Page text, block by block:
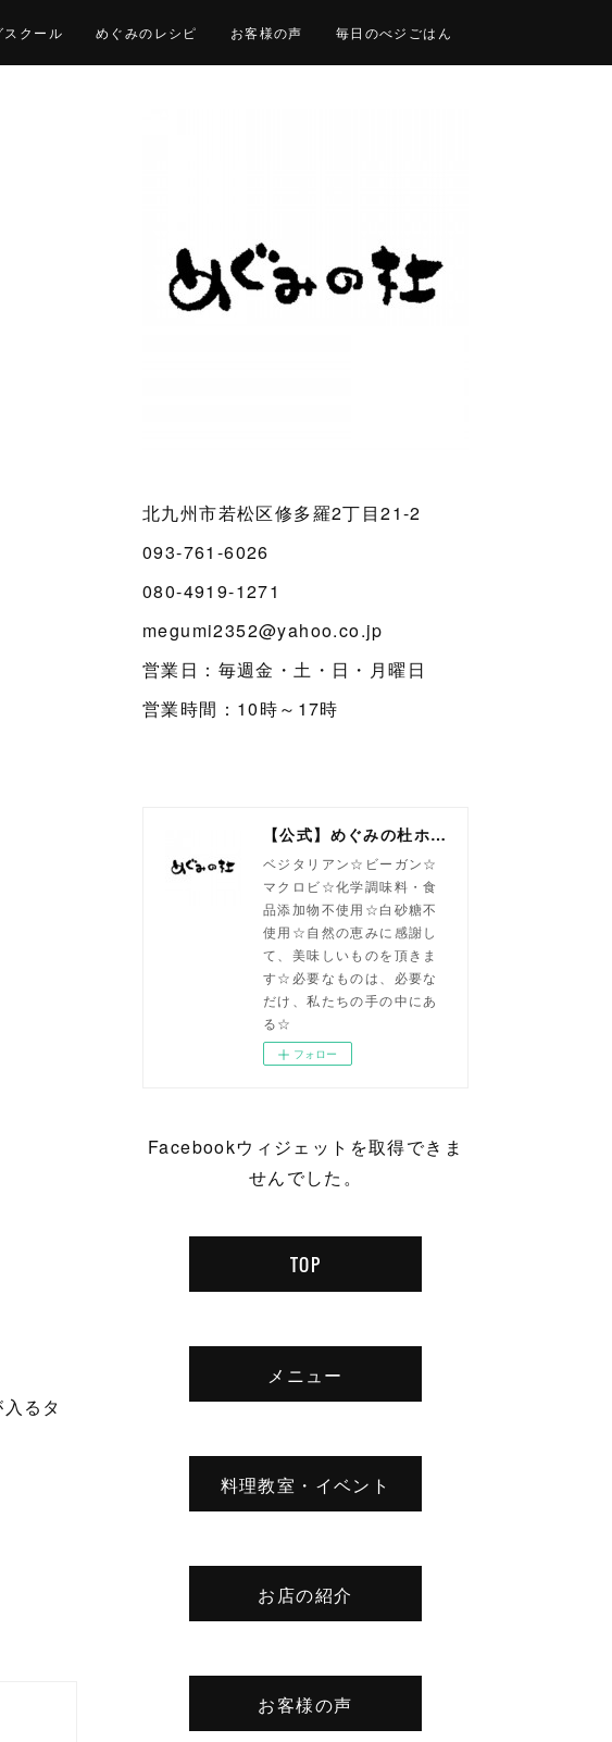
クール めぐみのレシピ お客様の声 毎日のべジごはん
るタ
北九州市若松区修多羅2丁目21-2
093-761-6026
080-4919-1271
megumi2352@yahoo.co.jp
営業日：毎週金・土・日・月曜日
営業時間：10時～17時
【公式】めぐみの杜ホームページ(旧自然食工房）
ベジタリアン☆ビーガン☆
マクロビ☆化学調味料・食
品添加物不使用☆白砂糖不
使用☆自然の恵みに感謝し
て、美味しいものを頂きま
す☆必要なものは、必要な
だけ、私たちの手の中にあ
る☆
フォロー
Facebookウィジェットを取得できま
せんでした。
TOP
メニュー
料理教室・イベント
お店の紹介
お客様の声